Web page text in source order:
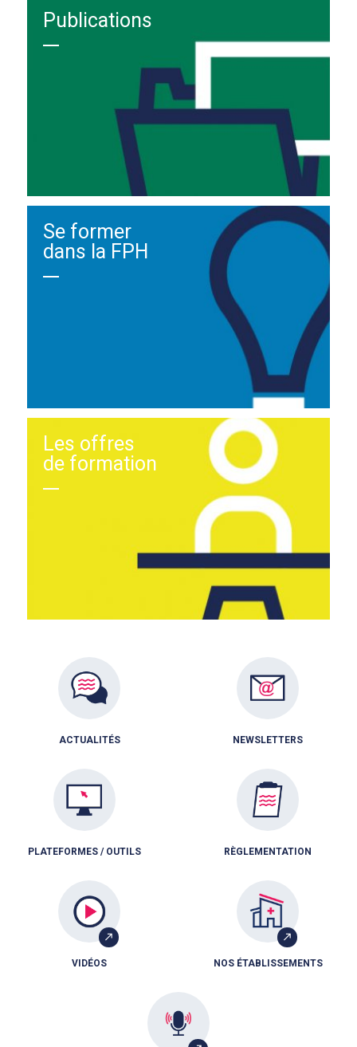
Publications
Se former
dans la FPH
Les offres
de formation
ACTUALITÉS NEWSLETTERS
PLATEFORMES / OUTILS RÈGLEMENTATION
VIDÉOS NOS ÉTABLISSEMENTS